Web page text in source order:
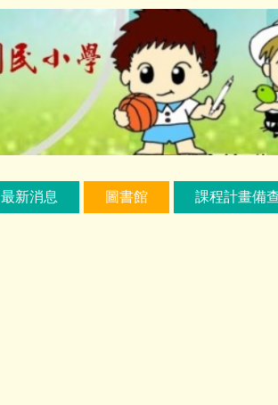
最新消息 圖書館 課程計畫備